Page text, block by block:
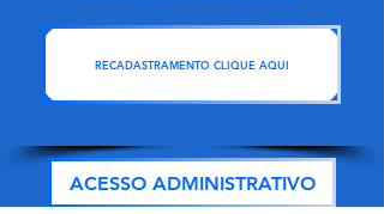
RECADASTRAMENTO CLIQUE AQUI
ACESSO ADMINISTRATIVO